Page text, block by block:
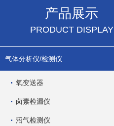
产品展示
PRODUCT DISPLAY
气体分析仪/检测仪
氧变送器
卤素检漏仪
沼气检测仪